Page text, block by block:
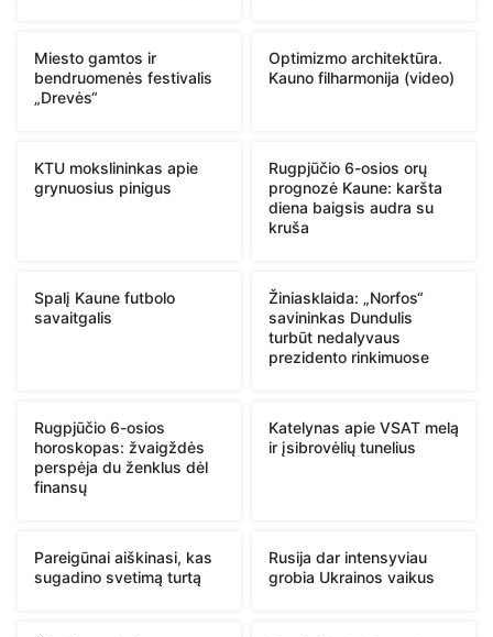
Miesto gamtos ir
bendruomenės festivalis
„Drevės“
Optimizmo architektūra.
Kauno filharmonija (video)
KTU mokslininkas apie
grynuosius pinigus
Rugpjūčio 6-osios orų
prognozė Kaune: karšta
diena baigsis audra su
kruša
Spalį Kaune futbolo
savaitgalis
Žiniasklaida: „Norfos“
savininkas Dundulis
turbūt nedalyvaus
prezidento rinkimuose
Rugpjūčio 6-osios
horoskopas: žvaigždės
perspėja du ženklus dėl
finansų
Katelynas apie VSAT melą
ir įsibrovėlių tunelius
Pareigūnai aiškinasi, kas
sugadino svetimą turtą
Rusija dar intensyviau
grobia Ukrainos vaikus